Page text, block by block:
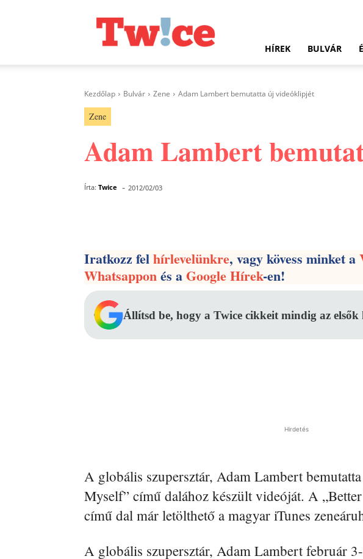
HÍREK BULVÁR
Kezdőlap Bulvár Zene Adam Lambert bemutatta új videóklipjét
Zene
Adam Lambert
Írta: Twice - 2012/02/03
Iratkozz felhírlevelünkre, vagy kövess minket a
Whatsapponés aGoogle Hírek-en!
Állítsd be, hogy a Twice cikkeit mindig az elsők
Hirdetés
A globális szupersztár, Adam Lambert
Myself” című dalához készült videóját. A
című dal már letölthető a magyar iTunes
A globális szupersztár, Adam Lambert február